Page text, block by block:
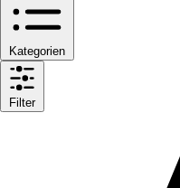
Kategorien
Filter